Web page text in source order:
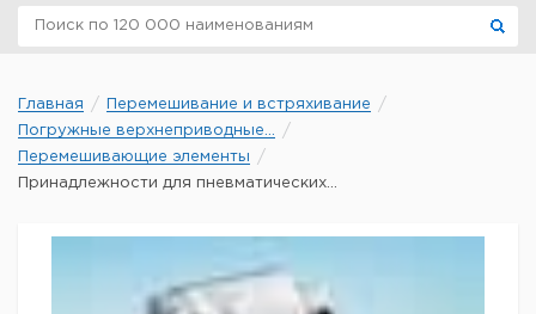
Главная
Перемешивание и встряхивание
Погружные верхнеприводные...
Перемешивающие элементы
Принадлежности для пневматических...